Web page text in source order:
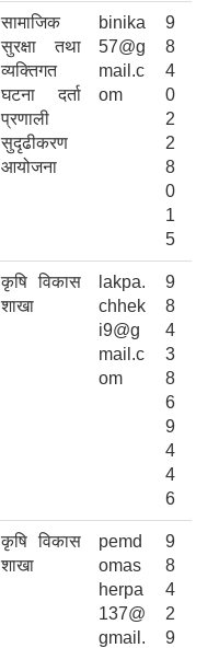
सामाजिक
सुरक्षा तथा
व्यक्तिगत
घटना दर्ता
प्रणाली
सुदृढीकरण
आयोजना
binika
57@g
mail.c
om
9
8
4
0
2
2
8
0
1
5
कृषि विकास
शाखा
lakpa.
chhek
i9@g
mail.c
om
9
8
4
3
8
6
9
4
4
6
कृषि विकास
शाखा
pemd
omas
herpa
137@
gmail.
9
8
4
2
9